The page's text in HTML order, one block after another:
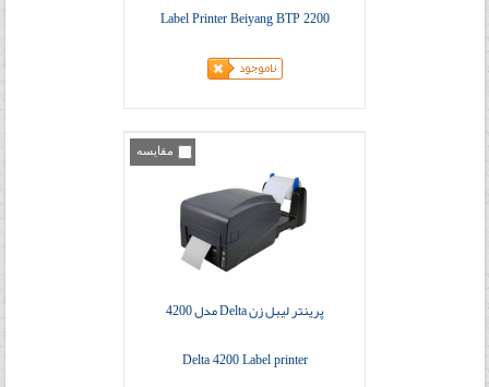
Label Printer Beiyang BTP 2200
مقایسه
پرینتر لیبل زن Delta مدل 4200
Delta 4200 Label printer